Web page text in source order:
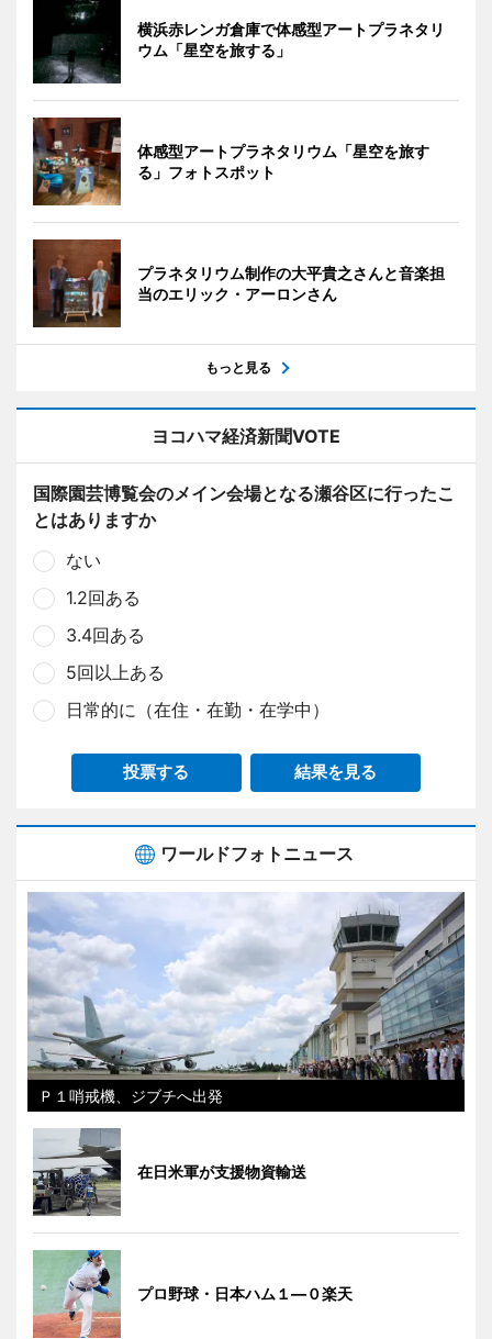
横浜赤レンガ倉庫で体感型アートプラネタリ
ウム「星空を旅する」
体感型アートプラネタリウム「星空を旅す
る」フォトスポット
プラネタリウム制作の大平貴之さんと音楽担
当のエリック・アーロンさん
もっと見る
ヨコハマ経済新聞VOTE
国際園芸博覧会のメイン会場となる瀬谷区に行ったこ
とはありますか
ない
1.2回ある
3.4回ある
5回以上ある
日常的に（在住・在勤・在学中）
投票する 結果を見る
ワールドフォトニュース
Ｐ１哨戒機、ジブチへ出発
在日米軍が支援物資輸送
プロ野球・日本ハム１―０楽天